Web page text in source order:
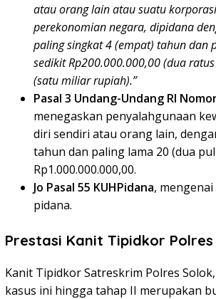
atau orang lain atau suatu
perekonomian negara, dipidana
paling singkat 4 (empat) tahun dan
sedikit Rp200.000.000,00 (dua
(satu miliar rupiah).”
Pasal 3 Undang-Undang RI
menegaskan penyalahgunaan
diri sendiri atau orang lain,
tahun dan paling lama 20 (dua
Rp1.000.000.000,00.
Jo Pasal 55 KUHPidana,
pidana.
Prestasi Kanit Tipidkor
Kanit Tipidkor Satreskrim Polres
kasus ini hingga tahap II merupakan